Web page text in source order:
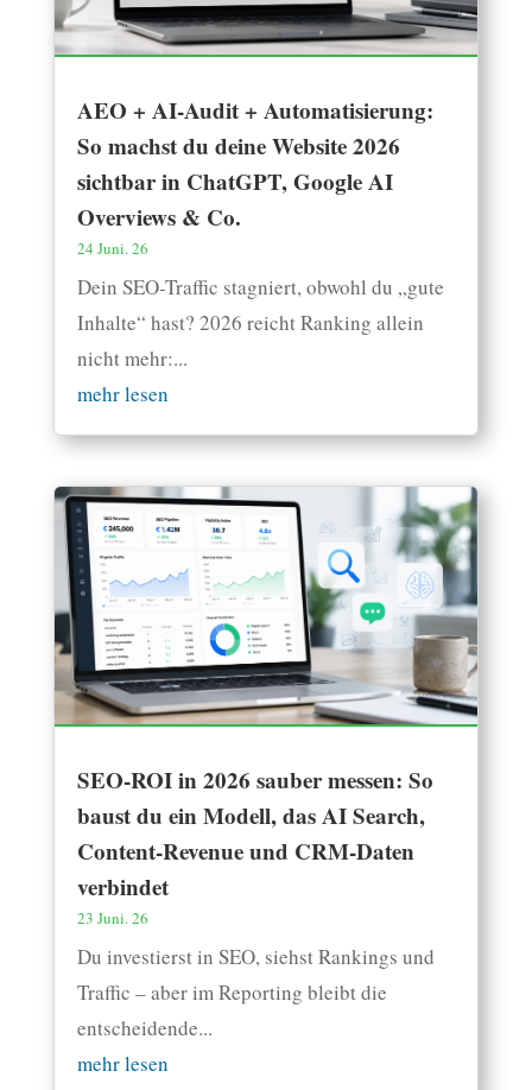
AEO + AI-Audit + Automatisierung:
So machst du deine Website 2026
sichtbar in ChatGPT, Google AI
Overviews & Co.
24 Juni. 26
Dein SEO-Traffic stagniert, obwohl du „gute
Inhalte“ hast? 2026 reicht Ranking allein
nicht mehr:...
mehr lesen
SEO-ROI in 2026 sauber messen: So
baust du ein Modell, das AI Search,
Content-Revenue und CRM-Daten
verbindet
23 Juni. 26
Du investierst in SEO, siehst Rankings und
Traffic – aber im Reporting bleibt die
entscheidende...
mehr lesen